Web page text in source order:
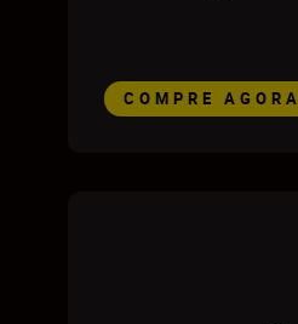
COMPRE AGORA